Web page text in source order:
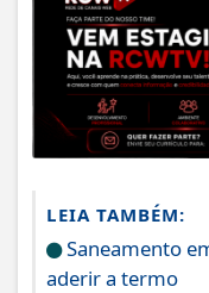
LEIA TAMBÉM:
Saneamento
aderir a termo